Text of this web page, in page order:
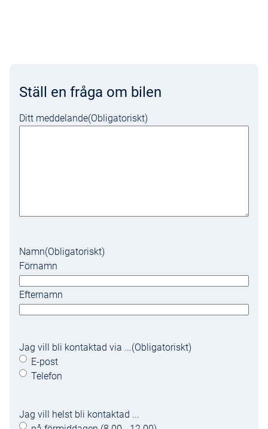
Ställ en fråga om bilen
Ditt meddelande(Obligatoriskt)
Namn(Obligatoriskt)
Förnamn
Efternamn
Jag vill bli kontaktad via ...(Obligatoriskt)
E-post
Telefon
Jag vill helst bli kontaktad ...